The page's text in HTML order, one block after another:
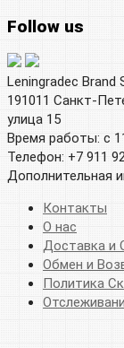
Follow us
Leningradec Brand
191011 Санкт-
улица 15
Время работы: с
Телефон: +7 911
Дополнительная
Контакты
О нас
Доставка и
Обмен и
Политика